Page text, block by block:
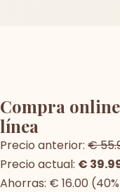
Compra
línea
Precio anterior: €
Precio actual: €
Ahorras: € 16.00